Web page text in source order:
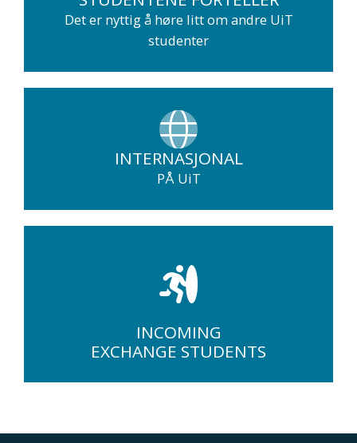
Det er nyttig å høre litt om andre UiT
studenter
INTERNASJONAL
PÅ UiT
INCOMING
EXCHANGE STUDENTS